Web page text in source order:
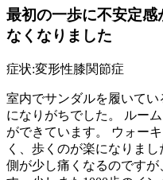
最初の一歩に不安定
なくなりました
症状:変形性膝関節症
室内でサンダルを履いて
になりがちでした。 ルー
ができています。 ウォー
く、歩くのが楽になりま
側が少し痛くなるのですが